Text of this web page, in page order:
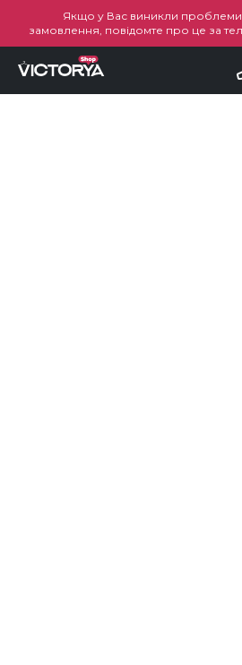
Якщо у Вас виникли
замовлення, повідомте про це за